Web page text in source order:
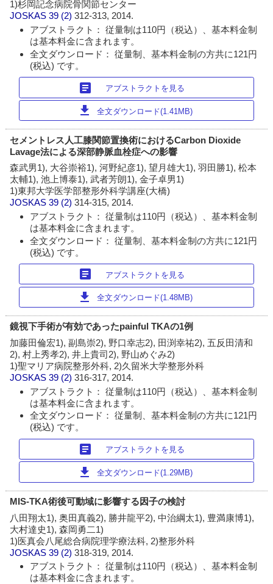
1)杉岡記念病院骨関節センター
JOSKAS 39 (2)312-313, 2014.
アブストラクト： 従量制は110円（税込）、基本料金制
は基本料金に含まれます。
全文ダウンロード： 従量制、基本料金制の方共に121円
(税込) です。
article アブストラクトを見る
download 全文ダウンロード(1.41MB)
セメントレス人工膝関節置換術におけるCarbon Dioxide
Lavage法による深部静脈血栓症への影響
森武男1), 大谷崇裕1), 河野紀彦1), 望月雄大1), 羽田勝1), 松本
太輔1), 池上博泰1), 武者芳朗1), 金子卓男1)
1)東邦大学医学部整形外科学講座(大橋)
JOSKAS 39 (2)314-315, 2014.
アブストラクト： 従量制は110円（税込）、基本料金制
は基本料金に含まれます。
全文ダウンロード： 従量制、基本料金制の方共に121円
(税込) です。
article アブストラクトを見る
download 全文ダウンロード(1.48MB)
鏡視下手術が有効であったpainful TKAの1例
加藤田倫宏1), 副島崇2), 野口幸志2), 田渕幸祐2), 五反田清和
2), 村上秀孝2), 井上貴司2), 野山めぐみ2)
1)聖マリア病院整形外科, 2)久留米大学整形外科
JOSKAS 39 (2)316-317, 2014.
アブストラクト： 従量制は110円（税込）、基本料金制
は基本料金に含まれます。
全文ダウンロード： 従量制、基本料金制の方共に121円
(税込) です。
article アブストラクトを見る
download 全文ダウンロード(1.29MB)
MIS-TKA術後可動域に影響する因子の検討
八田翔太1), 奥田真義2), 勝井龍平2), 中治綱太1), 豊満康博1),
大村達史1), 森岡勇二1)
1)医真会八尾総合病院理学療法科, 2)整形外科
JOSKAS 39 (2)318-319, 2014.
アブストラクト： 従量制は110円（税込）、基本料金制
は基本料金に含まれます。